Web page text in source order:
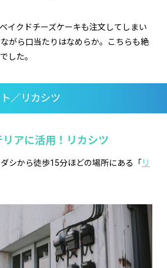
イクドチーズケーキも注文してしまい
がら口当たりはなめらか。こちらも絶
した。
／リカシツ
アに活用！リカシツ
シから徒歩15分ほどの場所にある「 リ